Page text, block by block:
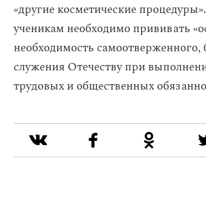
«другие косметические
ученикам необходимо прививать
необходимость самоотверженного,
служения Отечеству при
трудовых и общественных